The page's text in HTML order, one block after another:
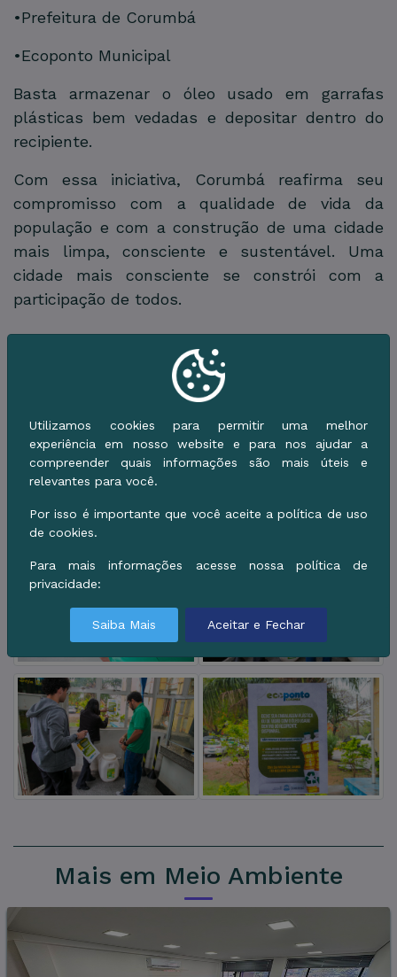
•Prefeitura de Corumbá
•Ecoponto Municipal
Basta armazenar o óleo usado em garrafas
plásticas bem vedadas e depositar dentro do
recipiente.
Com essa iniciativa, Corumbá reafirma seu
compromisso com a qualidade de vida da
população e com a construção de uma cidade
mais limpa, consciente e sustentável. Uma
cidade mais consciente se constrói com a
participação de todos.
Galeria de Imagens
Mais em Meio Ambiente
Utilizamos cookies para permitir uma melhor
experiência em nosso website e para nos ajudar a
compreender quais informações são mais úteis e
relevantes para você.
Por isso é importante que você aceite a política de uso
de cookies.
Para mais informações acesse nossa política de
privacidade:
Saiba Mais Aceitar e Fechar